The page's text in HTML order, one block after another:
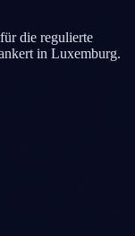
die regulierte
in Luxemburg.